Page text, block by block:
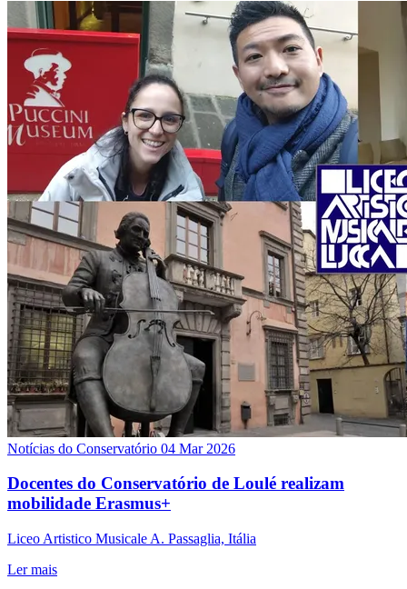
Notícias do Conservatório 04 Mar 2026
Docentes do Conservatório de Loulé realizam
mobilidade Erasmus+
Liceo Artistico Musicale A. Passaglia, Itália
Ler mais